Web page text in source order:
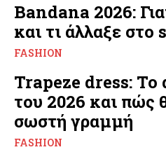
Bandana 2026:
και τι άλλαξε
FASHION
Trapeze dress: Το
του 2026 και πώς
σωστή γραμμή
FASHION